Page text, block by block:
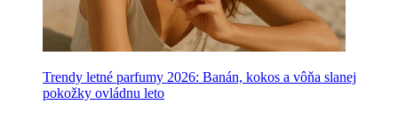
Trendy letné parfumy 2026: Banán, kokos a vôňa slanej
pokožky ovládnu leto